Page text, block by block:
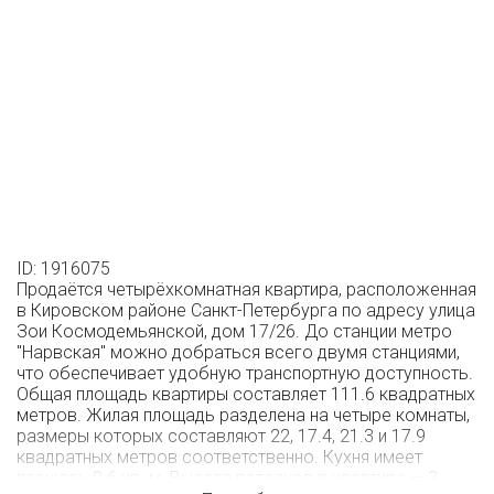
ID: 1916075
Продаётся четырёхкомнатная квартира, расположенная
в Кировском районе Санкт-Петербурга по адресу улица
Зои Космодемьянской, дом 17/26. До станции метро
"Нарвская" можно добраться всего двумя станциями,
что обеспечивает удобную транспортную доступность.
Общая площадь квартиры составляет 111.6 квадратных
метров. Жилая площадь разделена на четыре комнаты,
размеры которых составляют 22, 17.4, 21.3 и 17.9
квадратных метров соответственно. Кухня имеет
площадь 9.6 кв. м. Высота потолков в квартире — 3